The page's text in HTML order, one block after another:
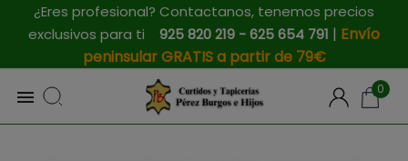
¿Eres profesional? Contactanos, tenemos precios
exclusivos para ti 925 820 219 - 625 654 791 | Envío
peninsular GRATIS a partir de 79€
 0